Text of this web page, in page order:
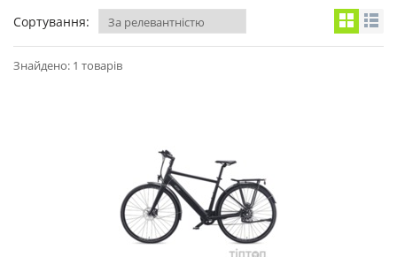
Сортування:
Знайдено: 1 товарів